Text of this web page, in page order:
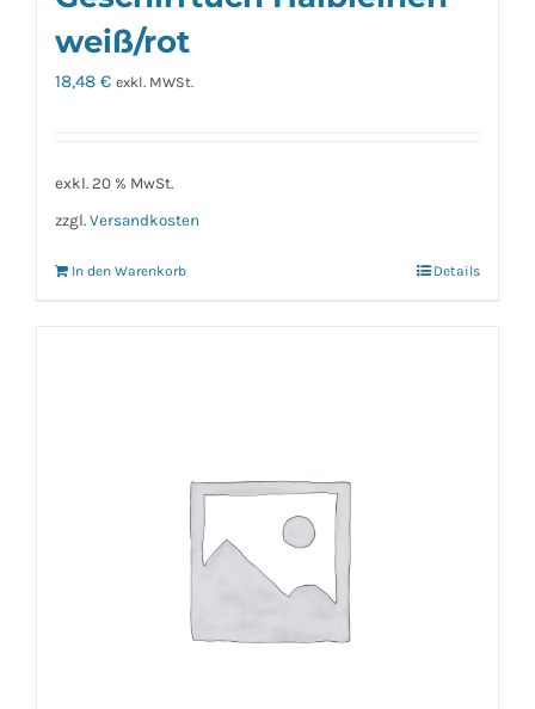
weiß/rot
18,48 € exkl. MWSt.
exkl. 20 % MwSt.
zzgl. Versandkosten
In den Warenkorb Details